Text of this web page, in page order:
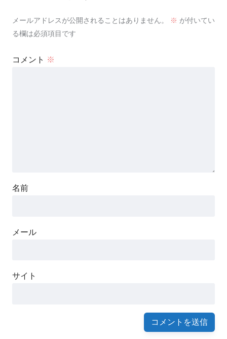
メールアドレスが公開されることはありません。 ※ が付いてい
る欄は必須項目です
コメント ※
名前
メール
サイト